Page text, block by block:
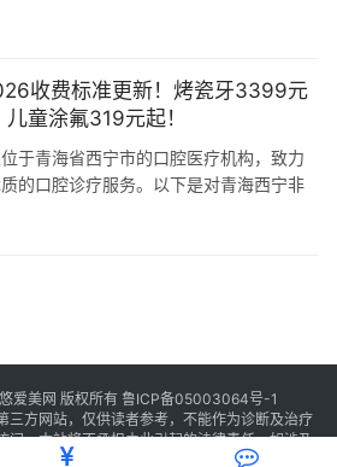
收费标准更新！烤瓷牙3399元
童涂氟319元起！
于青海省西宁市的口腔医疗机构，致力
的口腔诊疗服务。以下是对青海西宁非
爱美网 版权所有 鲁ICP备05003064号-1
三方网站，仅供读者参考，不能作为诊断及治疗
问，本站将不承担由此引起的法律责任。如涉及
联系我们